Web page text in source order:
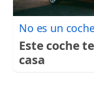
No es un
Este coche
casa